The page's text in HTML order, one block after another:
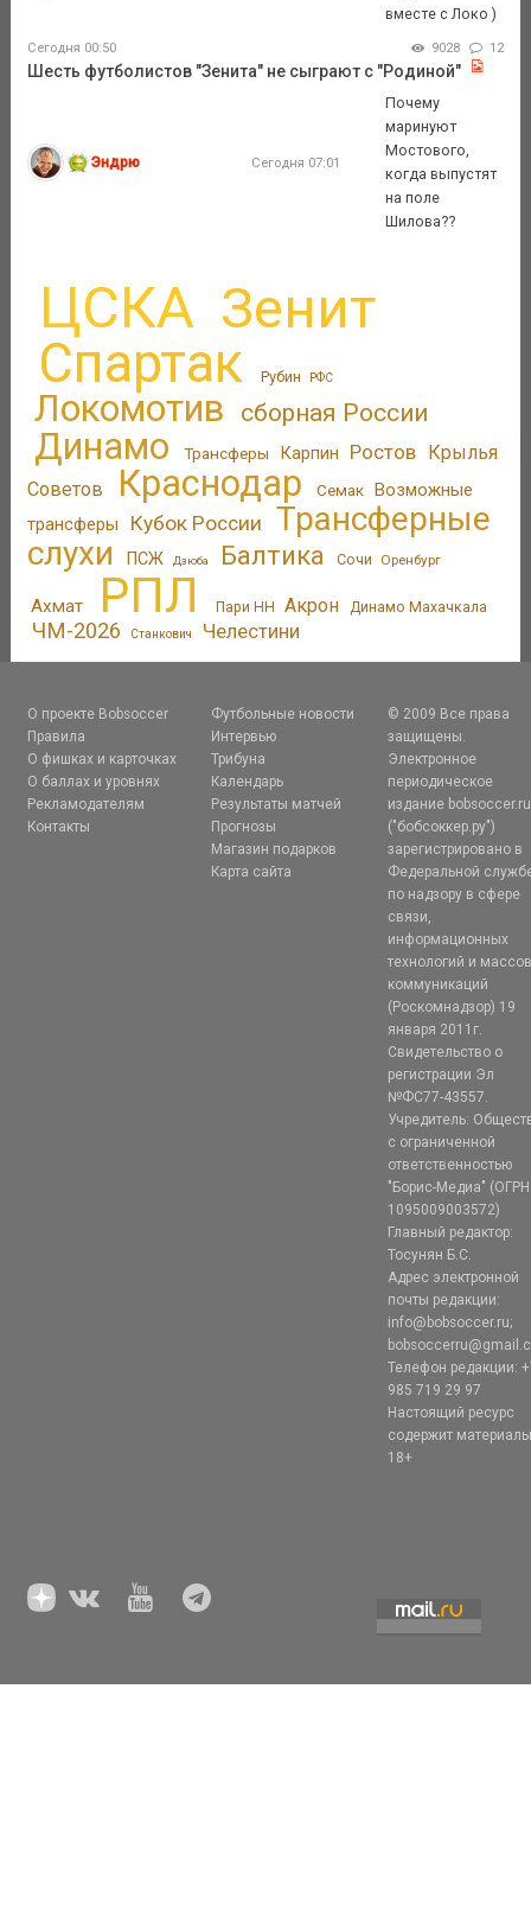
вместе с Локо )
Сегодня 00:50 9028 12
Шесть футболистов "Зенита" не сыграют с "Родиной"
Эндрю Сегодня 07:01
Почему
маринуют
Мостового,
когда выпустят
на поле
Шилова??
ЦСКА Зенит
Спартак Рубин РФС
Локомотив сборная России
Динамо Трансферы Карпин Ростов Крылья
Советов
Краснодар Семак Возможные
трансферы
Кубок России
Трансферные
слухи
ПСЖ Дзюба Балтика Сочи Оренбург
Ахмат РПЛ Пари НН Акрон Динамо Махачкала
ЧМ-2026 Станкович Челестини
О проекте Bobsoccer
Правила
О фишках и карточках
О баллах и уровнях
Рекламодателям
Контакты
Футбольные новости
Интервью
Трибуна
Календарь
Результаты матчей
Прогнозы
Магазин подарков
Карта сайта
© 2009 Все права
защищены.
Электронное
периодическое
издание bobsoccer.ru
("бобсоккер.ру")
зарегистрировано в
Федеральной
по надзору в сфере
связи,
информационных
технологий и
коммуникаций
(Роскомнадзор) 19
января 2011г.
Свидетельство о
регистрации Эл
№ФС77-43557.
Учредитель:
с ограниченной
ответственностью
"Борис-Медиа" (ОГРН
1095009003572)
Главный редактор:
Тосунян Б.С.
Адрес электронной
почты редакции:
info@bobsoccer.ru;
Телефон редакции:
985 719 29 97
Настоящий ресурс
содержит
18+